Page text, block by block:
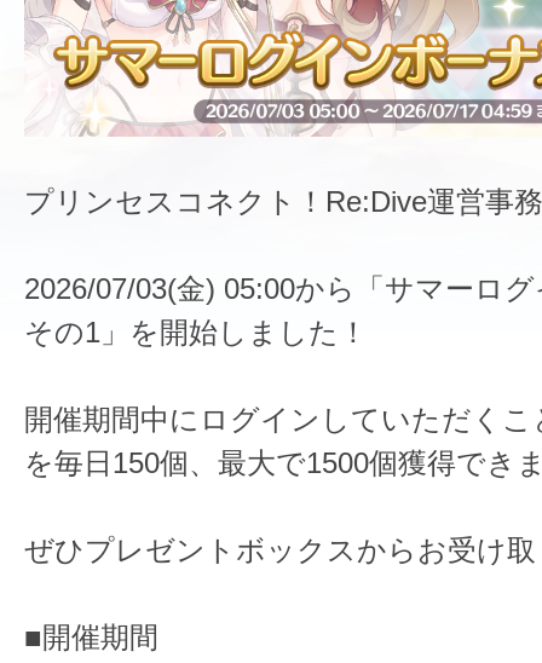
プリンセスコネクト！Re:Dive運営事
2026/07/03(金) 05:00から「サマーロ
その1」を開始しました！
開催期間中にログインしていただく
を毎日150個、最大で1500個獲得でき
ぜひプレゼントボックスからお受け
■開催期間